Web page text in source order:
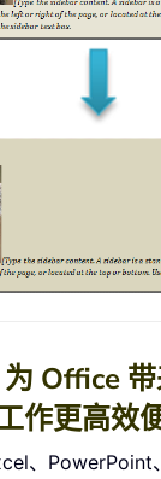
Office
作更高效
、PowerPoint